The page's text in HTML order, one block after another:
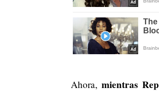
Ahora,mientras